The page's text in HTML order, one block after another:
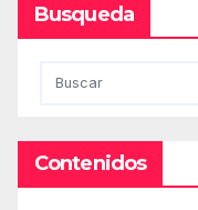
Busqueda
Contenidos